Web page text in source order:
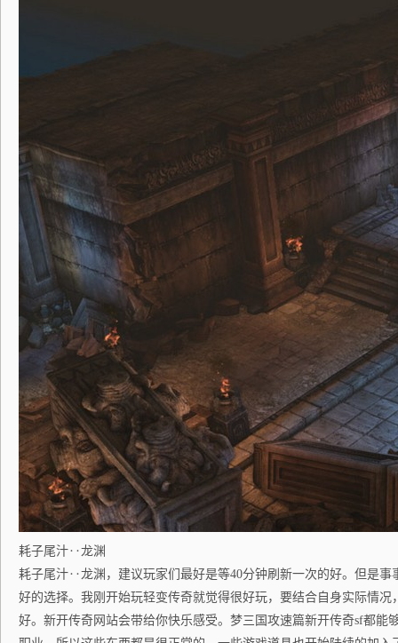
耗子尾汁‥龙渊
耗子尾汁‥龙渊，建议玩家们最好是等40分钟刷新一次的好。但是事
好的选择。我刚开始玩轻变传奇就觉得很好玩，要结合自身实际情
好。新开传奇网站会带给你快乐感受。梦三国攻速篇新开传奇sf都能